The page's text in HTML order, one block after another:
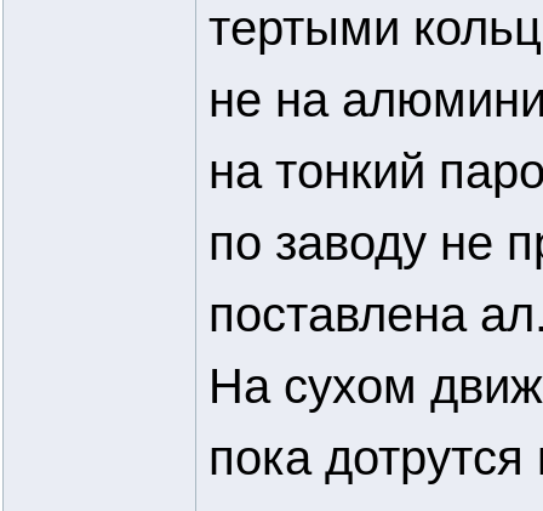
тертыми
не на
на тонкий
по заводу не
поставлена
На сухом
пока